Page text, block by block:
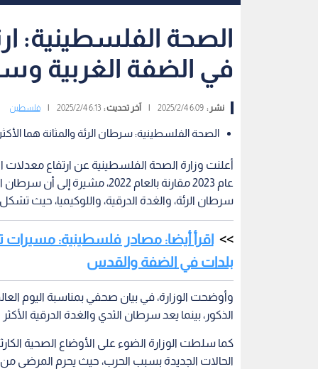
الصحة الفلسطينية:
في الضفة الغربية
نشر :6:09 2025/2/4 آخر تحديث :6:13 2025/2/4 فلسطين
الصحة الفلسطينية: سرطان الرئة والمثانة هما
عام 2023 مقارنة بالعام 2022،
سرطان الرئة، والغدة الدرقية، واللوكيميا، حيث تشكل هذه الأنواع مجتمعة
اقرأ أيضا: مصادر فلسطينية: مسيرات
بلدات في الضفة والقدس
وأوضحت الوزارة، في بيان صحفي بمناسبة اليوم
الذكور، بينما يعد سرطان الثدي والغدة الدرقية الأكثر
كما سلطت الوزارة الضوء على الأوضاع الصحية
الحالات الجديدة بسبب الحرب، حيث يحرم